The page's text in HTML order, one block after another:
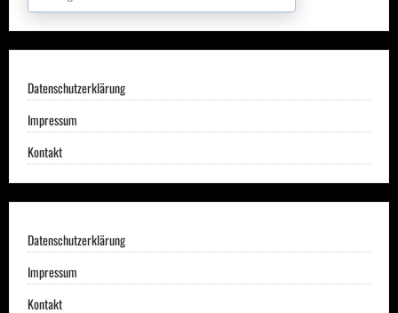
Datenschutzerklärung
Impressum
Kontakt
Datenschutzerklärung
Impressum
Kontakt